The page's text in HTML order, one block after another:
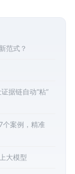
范式？
据链自动“粘”
个案例，精准
大模型